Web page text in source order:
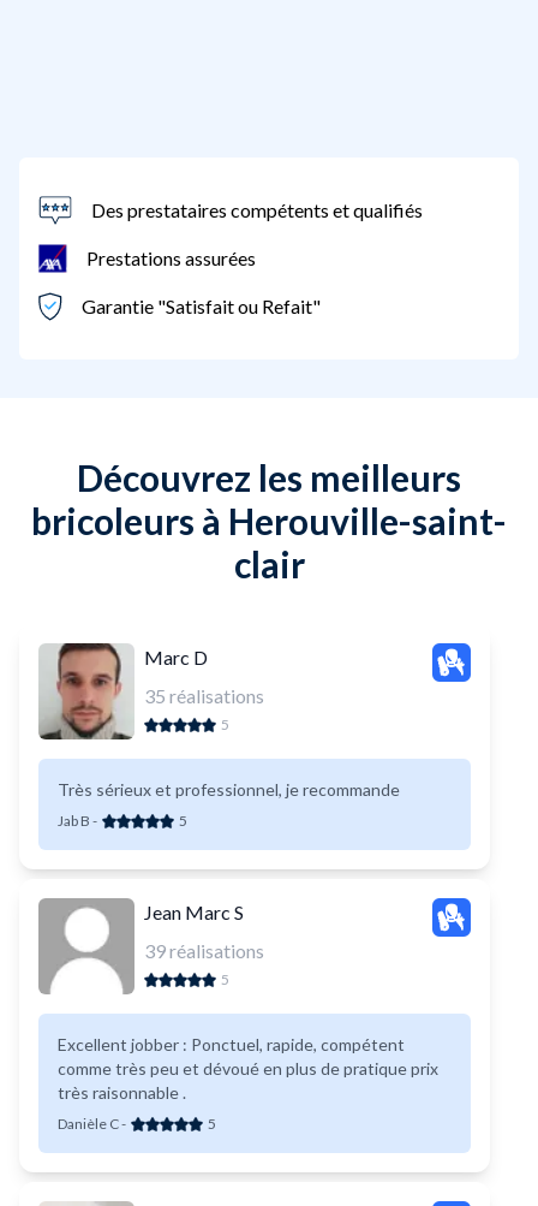
Des prestataires compétents et qualifiés
Prestations assurées
Garantie "Satisfait ou Refait"
Découvrez les meilleurs
bricoleurs à Herouville-saint-
clair
Marc D
35 réalisations
5
Très sérieux et professionnel, je recommande
Jab B - 5
Jean Marc S
39réalisations
5
Excellent jobber : Ponctuel, rapide, compétent
comme très peu et dévoué en plus de pratique prix
très raisonnable .
Danièle C- 5